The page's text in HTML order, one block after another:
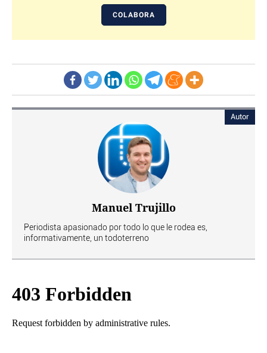
COLABORA
Autor
Manuel Trujillo
Periodista apasionado por todo lo que le rodea es,
informativamente, un todoterreno